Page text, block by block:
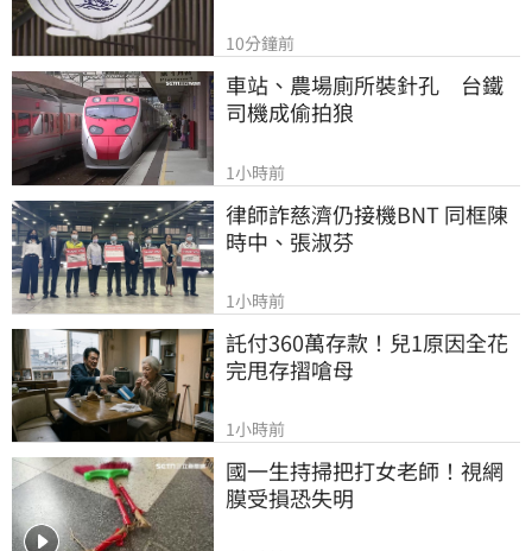
10分鐘前
車站、農場廁所裝針孔　台鐵
司機成偷拍狼
1小時前
律師詐慈濟仍接機BNT 同框陳
時中、張淑芬
1小時前
託付360萬存款！兒1原因全花
完甩存摺嗆母
1小時前
國一生持掃把打女老師！視網
膜受損恐失明